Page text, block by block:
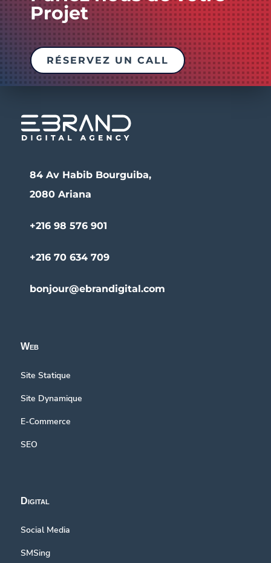
Projet
RÉSERVEZ UN CALL
84 Av Habib Bourguiba,
2080 Ariana
+216 98 576 901
+216 70 634 709
bonjour@ebrandigital.com
Web
Site Statique
Site Dynamique
E-Commerce
SEO
Digital
Social Media
SMSing